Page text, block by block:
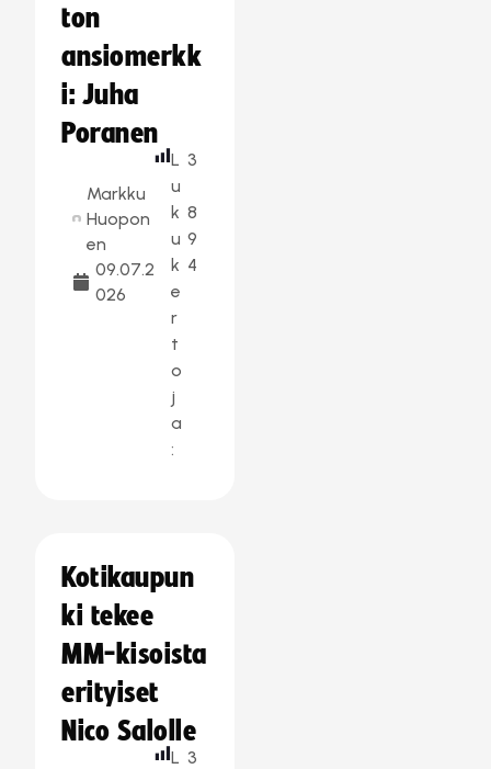
ton
ansiomerkk
i: Juha
Poranen
Markku
Huopon
en
09.07.2
026
L
u
k
u
k
e
r
t
o
j
a
:
3
8
9
4
Kotikaupun
ki tekee
MM-kisoista
erityiset
Nico Salolle
L 3